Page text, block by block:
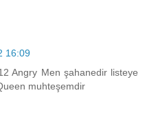
16:09
Angry Men şahanedir listeye
muhteşemdir